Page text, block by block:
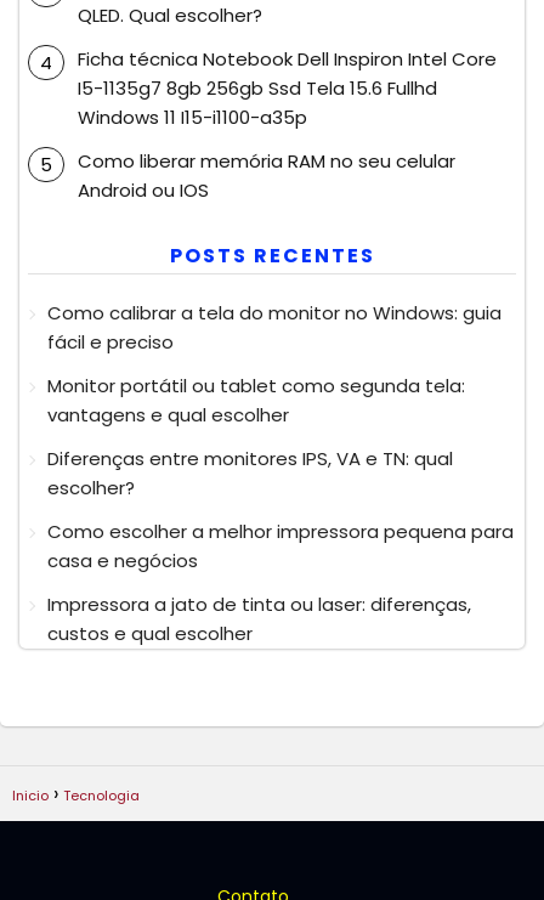
QLED. Qual escolher?
Ficha técnica Notebook Dell Inspiron Intel Core
I5-1135g7 8gb 256gb Ssd Tela 15.6 Fullhd
Windows 11 I15-i1100-a35p
Como liberar memória RAM no seu celular
Android ou IOS
POSTS RECENTES
Como calibrar a tela do monitor no Windows: guia
fácil e preciso
Monitor portátil ou tablet como segunda tela:
vantagens e qual escolher
Diferenças entre monitores IPS, VA e TN: qual
escolher?
Como escolher a melhor impressora pequena para
casa e negócios
Impressora a jato de tinta ou laser: diferenças,
custos e qual escolher
Inicio Tecnologia